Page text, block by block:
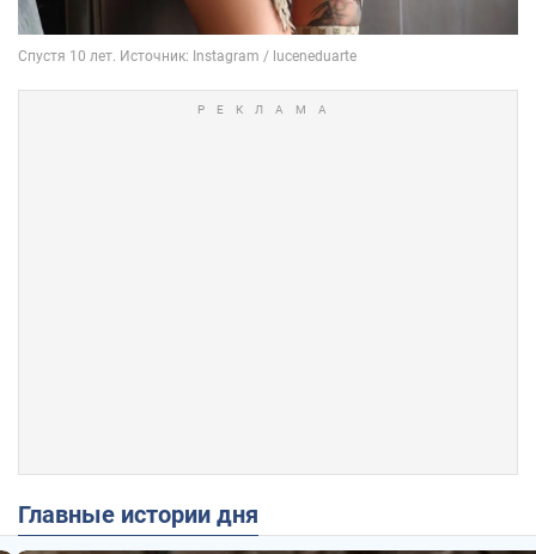
Главные истории дня